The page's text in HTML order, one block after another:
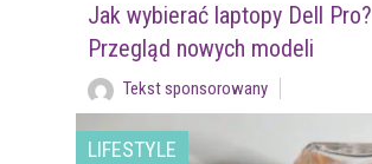
Jak wybierać laptopy Dell Pro?
Przegląd nowych modeli
Tekst sponsorowany
LIFESTYLE